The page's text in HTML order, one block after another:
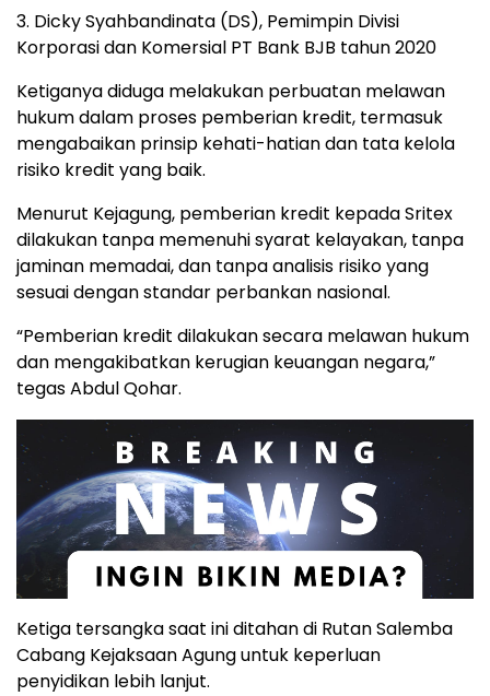
3. Dicky Syahbandinata (DS), Pemimpin Divisi
Korporasi dan Komersial PT Bank BJB tahun 2020
Ketiganya diduga melakukan perbuatan melawan
hukum dalam proses pemberian kredit, termasuk
mengabaikan prinsip kehati-hatian dan tata kelola
risiko kredit yang baik.
Menurut Kejagung, pemberian kredit kepada Sritex
dilakukan tanpa memenuhi syarat kelayakan, tanpa
jaminan memadai, dan tanpa analisis risiko yang
sesuai dengan standar perbankan nasional.
“Pemberian kredit dilakukan secara melawan hukum
dan mengakibatkan kerugian keuangan negara,”
tegas Abdul Qohar.
Ketiga tersangka saat ini ditahan di Rutan Salemba
Cabang Kejaksaan Agung untuk keperluan
penyidikan lebih lanjut.